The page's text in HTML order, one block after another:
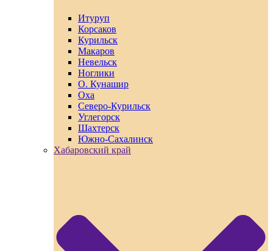
Итуруп
Корсаков
Курильск
Макаров
Невельск
Ноглики
О. Кунашир
Оха
Северо-Курильск
Углегорск
Шахтерск
Южно-Сахалинск
Хабаровский край